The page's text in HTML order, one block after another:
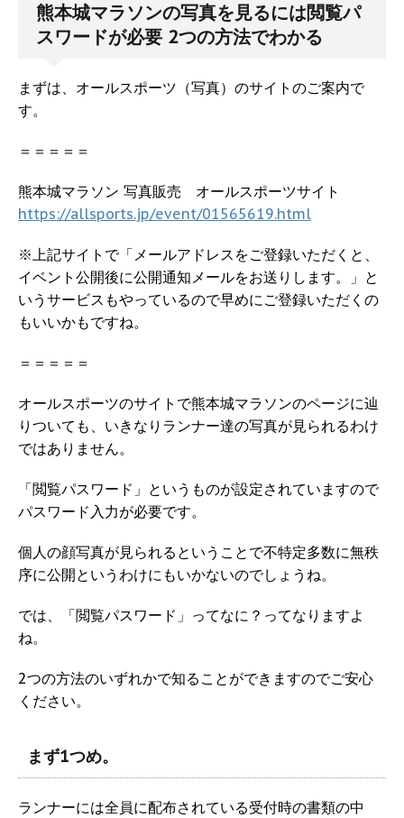
熊本城マラソンの写真を見るには閲覧パ
スワードが必要 2つの方法でわかる
まずは、オールスポーツ（写真）のサイトのご案内で
す。
＝＝＝＝＝
熊本城マラソン 写真販売 オールスポーツサイト
https://allsports.jp/event/01565619.html
※上記サイトで「メールアドレスをご登録いただくと、
イベント公開後に公開通知メールをお送りします。」と
いうサービスもやっているので早めにご登録いただくの
もいいかもですね。
＝＝＝＝＝
オールスポーツのサイトで熊本城マラソンのページに辿
りついても、いきなりランナー達の写真が見られるわけ
ではありません。
「閲覧パスワード」というものが設定されていますので
パスワード入力が必要です。
個人の顔写真が見られるということで不特定多数に無秩
序に公開というわけにもいかないのでしょうね。
では、「閲覧パスワード」ってなに？ってなりますよ
ね。
2つの方法のいずれかで知ることができますのでご安心
ください。
まず1つめ。
ランナーには全員に配布されている受付時の書類の中